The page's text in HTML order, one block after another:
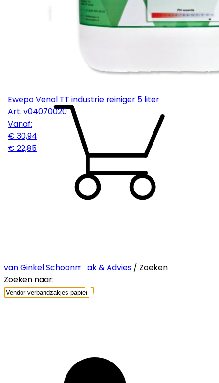
Ewepo Venol TT industrie reiniger 5 liter
Art. v04070020
Vanaf:
€ 30,94
€ 22,85
van Ginkel Schoonmaak & Advies / Zoeken
Zoeken naar: